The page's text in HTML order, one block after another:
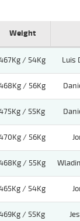
Weight
/ 54Kg Luis
/ 56Kg
/ 55Kg
/ 56Kg
/ 55Kg
/ 54Kg
/ 55Kg